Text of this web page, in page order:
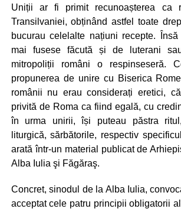
Uniții ar fi primit recunoașterea ca
Transilvaniei, obținând astfel toate
bucurau celelalte națiuni recepte.
mai fusese făcută și de luterani
mitropoliții români o respinseseră.
propunerea de unire cu Biserica
românii nu erau considerați eretici,
privită de Roma ca fiind egală, cu
în urma unirii, își puteau păstra
liturgică, sărbătorile, respectiv
arată într-un material publicat de
Alba Iulia şi Făgăraş.
Concret, sinodul de la Alba Iulia,
acceptat cele patru principii obligatorii